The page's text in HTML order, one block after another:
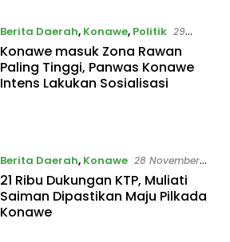
Berita Daerah, Konawe, Politik 29
November 2017
Konawe masuk Zona Rawan
Paling Tinggi, Panwas Konawe
Intens Lakukan Sosialisasi
Berita Daerah, Konawe 28 November
2017
21 Ribu Dukungan KTP, Muliati
Saiman Dipastikan Maju Pilkada
Konawe